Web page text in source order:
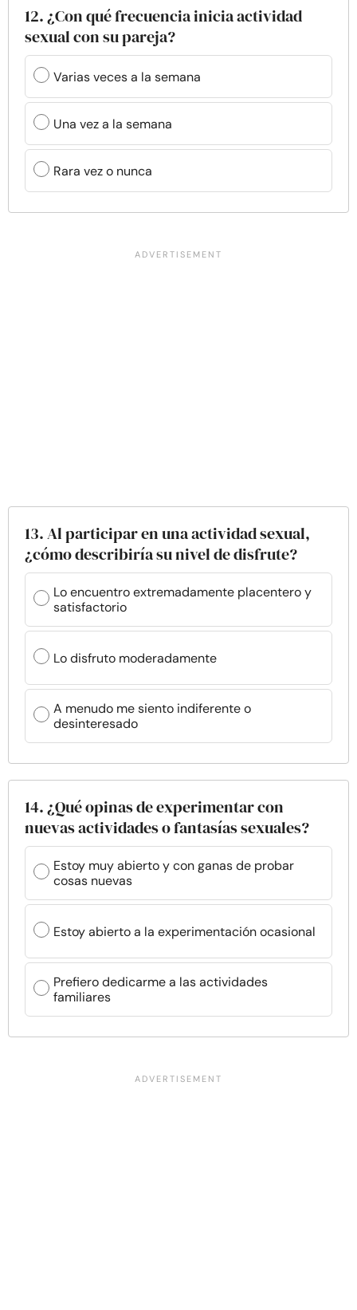
12. ¿Con qué frecuencia inicia actividad
sexual con su pareja?
Varias veces a la semana
Una vez a la semana
Rara vez o nunca
13. Al participar en una actividad sexual,
¿cómo describiría su nivel de disfrute?
Lo encuentro extremadamente placentero y
satisfactorio
Lo disfruto moderadamente
A menudo me siento indiferente o
desinteresado
14. ¿Qué opinas de experimentar con
nuevas actividades o fantasías sexuales?
Estoy muy abierto y con ganas de probar
cosas nuevas
Estoy abierto a la experimentación ocasional
Prefiero dedicarme a las actividades
familiares